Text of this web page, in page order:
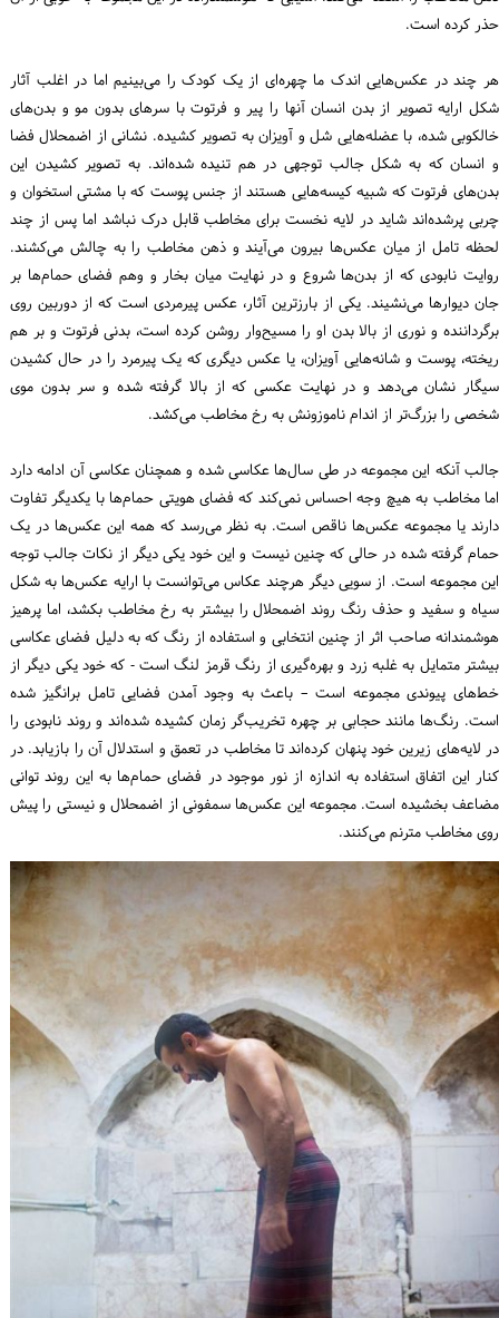
حذر کرده است.
هر چند در عکس‌هایی اندک ما چهره‌ای از یک کودک را می‌بینیم اما در اغلب آثار
شکل ارایه تصویر از بدن انسان آنها را پیر و فرتوت با سرهای بدون مو و بدن‌های
خالکوبی شده، با عضله‌هایی شل و آویزان به تصویر کشیده. نشانی از اضمحلال فضا
و انسان که به شکل جالب توجهی در هم تنیده شده‌اند. به تصویر کشیدن این
بدن‌های فرتوت که شبیه کیسه‌هایی هستند از جنس پوست که با مشتی استخوان و
چربی پرشده‌اند شاید در لایه نخست برای مخاطب قابل درک نباشد اما پس از چند
لحظه تامل از میان عکس‌ها بیرون می‌آیند و ذهن مخاطب را به چالش می‌کشند.
روایت نابودی که از بدن‌ها شروع و در نهایت میان بخار و وهم فضای حمام‌ها بر
جان دیوارها می‌نشیند. یکی از بارزترین آثار، عکس پیرمردی است که از دوربین روی
برگرداننده و نوری از بالا بدن او را مسیح‌وار روشن کرده است، بدنی فرتوت و بر هم
ریخته، پوست و شانه‌هایی آویزان، یا عکس دیگری که یک پیرمرد را در حال کشیدن
سیگار نشان می‌دهد و در نهایت عکسی که از بالا گرفته شده و سر بدون موی
شخصی را بزرگ‌تر از اندام ناموزونش به رخ مخاطب می‌کشد.
جالب آنکه این مجموعه در طی سال‌ها عکاسی شده و همچنان عکاسی آن ادامه دارد
اما مخاطب به هیچ وجه احساس نمی‌کند که فضای هویتی حمام‌ها با یکدیگر تفاوت
دارند یا مجموعه عکس‌ها ناقص است. به نظر می‌رسد که همه این عکس‌ها در یک
حمام گرفته شده در حالی که چنین نیست و این خود یکی دیگر از نکات جالب توجه
این مجموعه است. از سویی دیگر هرچند عکاس می‌توانست با ارایه عکس‌ها به شکل
سیاه و سفید و حذف رنگ روند اضمحلال را بیشتر به رخ مخاطب بکشد، اما پرهیز
هوشمندانه صاحب اثر از چنین انتخابی و استفاده از رنگ که به دلیل فضای عکاسی
بیشتر متمایل به غلبه زرد و بهره‌گیری از رنگ قرمز لنگ است - که خود یکی دیگر از
خط‌های پیوندی مجموعه است – باعث به وجود آمدن فضایی تامل برانگیز شده
است. رنگ‌ها مانند حجابی بر چهره تخریب‌گر زمان کشیده شده‌اند و روند نابودی را
در لایه‌های زیرین خود پنهان کرده‌اند تا مخاطب در تعمق و استدلال آن را بازیابد. در
کنار این اتفاق استفاده به اندازه از نور موجود در فضای حمام‌ها به این روند توانی
مضاعف بخشیده است. مجموعه این عکس‌ها سمفونی از اضمحلال و نیستی را پیش
روی مخاطب مترنم می‌کنند.